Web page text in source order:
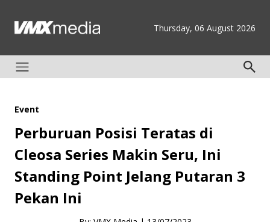
Thursday, 06 August 2026
Event
Perburuan Posisi Teratas di
Cleosa Series Makin Seru, Ini
Standing Point Jelang Putaran 3
Pekan Ini